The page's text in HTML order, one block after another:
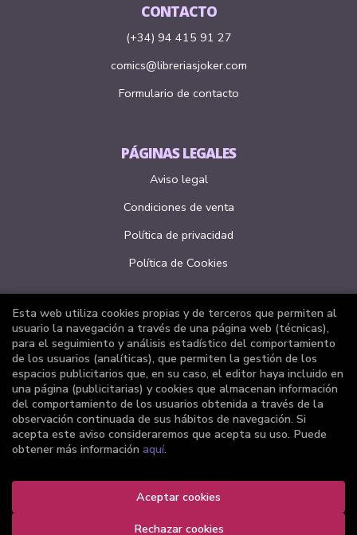
CONTACTO
(+34) 94 415 91 27
comics@libreriasjoker.com
Formulario de contacto
PÁGINAS LEGALES
Aviso legal
Condiciones de venta
Política de privacidad
Política de Cookies
ATENCIÓN AL CLIENTE
Quiénes somos
Pedidos especiales
Formulario de desistimiento
Librería Joker. Todos los Derechos Reservados |
Esta web utiliza cookies propias y de terceros que permiten al
usuario la navegación a través de una página web (técnicas),
para el seguimiento y análisis estadístico del comportamiento
de los usuarios (analíticas), que permiten la gestión de los
espacios publicitarios que, en su caso, el editor haya incluido en
una página (publicitarias) y cookies que almacenan información
del comportamiento de los usuarios obtenida a través de la
observación continuada de sus hábitos de navegación. Si
acepta este aviso consideraremos que acepta su uso. Puede
obtener más información aquí.
Rechazar cookies
Aceptar cookies